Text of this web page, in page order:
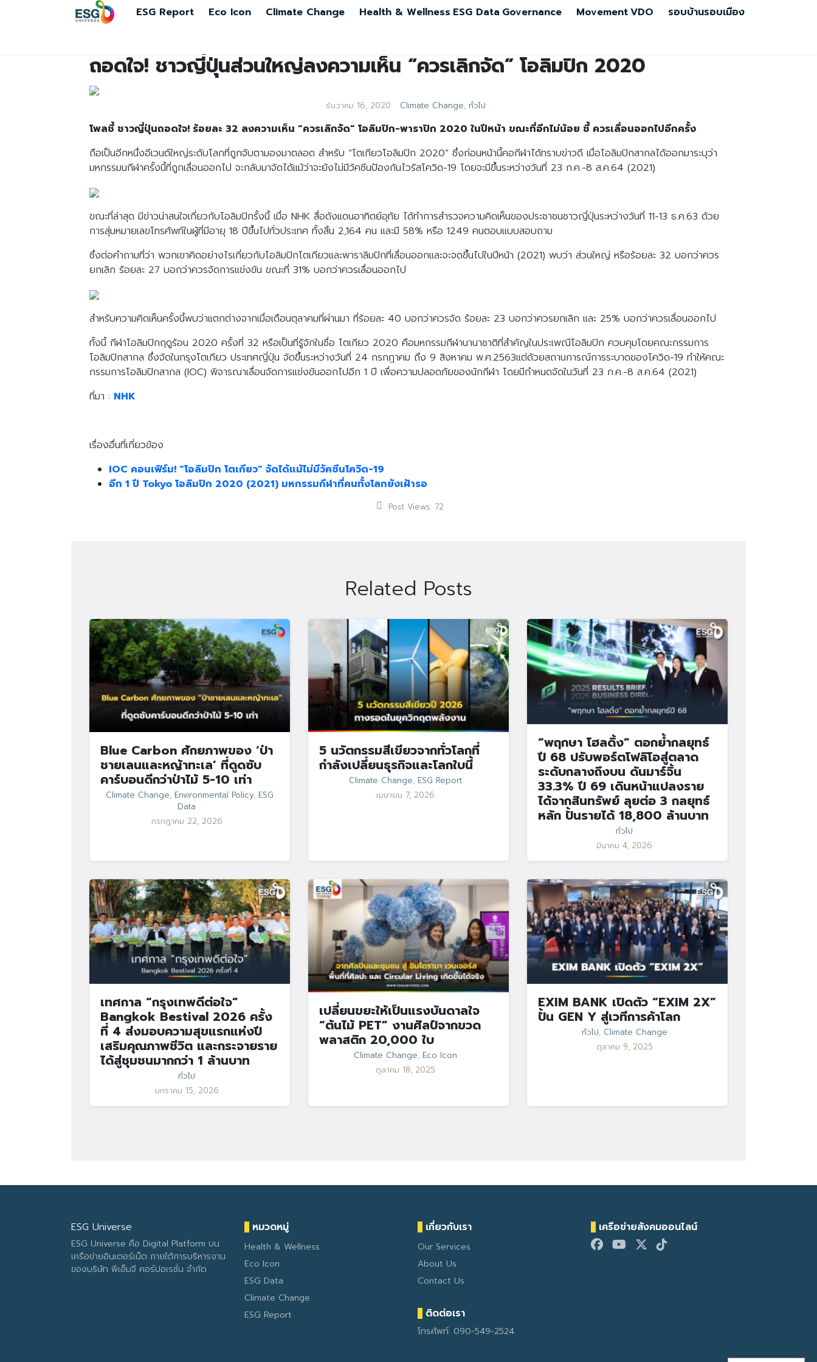
ESG Report Eco Icon Climate Change Health & Wellness ESG Data Governance MovementVDO รอบบ้านรอบเมือง
Search
for: Search
ถอดใจ! ชาวญี่ปุ่นส่วนใหญ่ลงความเห็น “ควรเลิกจัด” โอลิมปิก 2020
ธันวาคม 16, 2020 Climate Change, ทั่วไป
โพลชี้ ชาวญี่ปุ่นถอดใจ! ร้อยละ 32 ลงความเห็น “ควรเลิกจัด” โอลิมปิก-พาราปิก 2020 ในปีหน้า ขณะที่อีกไม่น้อย ชี้ ควรเลื่อนออกไปอีกครั้ง
ถือเป็นอีกหนึ่งอีเวนต์ใหญ่ระดับโลกที่ถูกจับตามองมาตลอด สำหรับ “โตเกียวโอลิมปิก 2020” ซึ่งก่อนหน้านี้คอกีฬาได้ทราบข่าวดี เมื่อโอลิมปิกสากลได้ออกมาระบุว่า
มหกรรมนกีฬาครั้งนี้ที่ถูกเลื่อนออกไป จะกลับมาจัดได้แม้ว่าจะยังไม่มีวัคซีนป้องกันไวรัสโควิด-19 โดยจะมีขึ้นระหว่างวันที่ 23 ก.ค.-8 ส.ค.64 (2021)
ขณะที่ล่าสุด มีข่าวน่าสนใจเกี่ยวกับโอลิมปิกรั้งนี้ เมื่อ NHK สื่อดังแดนอาทิตย์อุทัย ได้ทำการสำรวจความคิดเห็นของประชาชนชาวญี่ปุ่นระหว่างวันที่ 11-13 ธ.ค.63 ด้วย
การสุ่มหมายเลขโทรศัพท์ในผู้ที่มีอายุ 18 ปีขึ้นไปทั่วประเทศ ทั้งสิ้น 2,164 คน และมี 58% หรือ 1249 คนตอบแบบสอบถาม
ซึ่งต่อคำถามที่ว่า พวกเขาคิดอย่างไรเกี่ยวกับโอลิมปิกโตเกียวและพาราลิมปิกที่เลื่อนออกและจะจดขึ้นไปในปีหน้า (2021) พบว่า ส่วนใหญ่ หรือร้อยละ 32 บอกว่าควร
ยกเลิก ร้อยละ 27 บอกว่าควรจัดการแข่งขัน ขณะที่ 31% บอกว่าควรเลื่อนออกไป
สำหรับความคิดเห็นครั้งนี้พบว่าแตกต่างจากเมื่อเดือนตุลาคมที่ผ่านมา ที่ร้อยละ 40 บอกว่าควรจัด ร้อยละ 23 บอกว่าควรยกเลิก และ 25% บอกว่าควรเลื่อนออกไป
ทั้งนี้ กีฬาโอลิมปิกฤดูร้อน 2020 ครั้งที่ 32 หรือเป็นที่รู้จักในชื่อ โตเกียว 2020 คือมหกรรมกีฬานานาชาติที่สำคัญในประเพณีโอลิมปิก ควบคุมโดยคณะกรรมการ
โอลิมปิกสากล ซึ่งจัดในกรุงโตเกียว ประเทศญี่ปุ่น จัดขึ้นระหว่างวันที่ 24 กรกฎาคม ถึง 9 สิงหาคม พ.ศ.2563แต่ด้วยสถานการณ์การระบาดของโควิด-19 ทำให้คณะ
กรรมการโอลิมปิกสากล (IOC) พิจารณาเลื่อนจัดการแข่งขันออกไปอีก 1 ปี เพื่อความปลอดภัยของนักกีฬา โดยมีกำหนดจัดในวันที่ 23 ก.ค.-8 ส.ค.64 (2021)
ที่มา : NHK
เรื่องอื่นที่เกี่ยวข้อง
IOC คอนเฟิร์ม! “โอลิมปิก โตเกียว” จัดได้แม้ไม่มีวัคซีนโควิด-19
อีก 1 ปี Tokyo โอลิมปิก 2020 (2021) มหกรรมกีฬาที่คนทั้งโลกยังเฝ้ารอ
Post Views: 72
Related Posts
Blue Carbon ศักยภาพของ ‘ป่า
ชายเลนและหญ้าทะเล’ ที่ดูดซับ
คาร์บอนดีกว่าป่าไม้ 5-10 เท่า
Climate Change, Environmental Policy, ESG
Data
กรกฎาคม 22, 2026
5 นวัตกรรมสีเขียวจากทั่วโลกที่
กำลังเปลี่ยนธุรกิจและโลกใบนี้
Climate Change, ESG Report
เมษายน 7, 2026
“พฤกษา โฮลดิ้ง” ตอกย้ำกลยุทธ์
ปี 68 ปรับพอร์ตโฟลิโอสู่ตลาด
ระดับกลางถึงบน ดันมาร์จิ้น
33.3% ปี 69 เดินหน้าแปลงราย
ได้จากสินทรัพย์ ลุยต่อ 3 กลยุทธ์
หลัก ปั้นรายได้ 18,800 ล้านบาท
ทั่วไป
มีนาคม 4, 2026
เทศกาล “กรุงเทพดีต่อใจ”
Bangkok Bestival 2026 ครั้ง
ที่ 4 ส่งมอบความสุขแรกแห่งปี
เสริมคุณภาพชีวิต และกระจายราย
ได้สู่ชุมชนมากกว่า 1 ล้านบาท
ทั่วไป
มกราคม 15, 2026
เปลี่ยนขยะให้เป็นแรงบันดาลใจ
“ต้นไม้ PET” งานศิลป์จากขวด
พลาสติก 20,000 ใบ
Climate Change, Eco Icon
ตุลาคม 18, 2025
EXIM BANK เปิดตัว “EXIM 2X”
ปั้น GEN Y สู่เวทีการค้าโลก
ทั่วไป, Climate Change
ตุลาคม 9, 2025
ESG Universe
ESG Universe คือ Digital Platform บน
เครือข่ายอินเตอร์เน็ต ภายใต้การบริหารงาน
ของบริษัท พีเอ็มจี คอร์ปอเรชั่น จำกัด
หมวดหมู่
Health & Wellness
Eco Icon
ESG Data
Climate Change
ESG Report
เกี่ยวกับเรา
Our Services
About Us
Contact Us
ติดต่อเรา
โทรศัพท์: 090-549-2524
เครือข่ายสังคมออนไลน์